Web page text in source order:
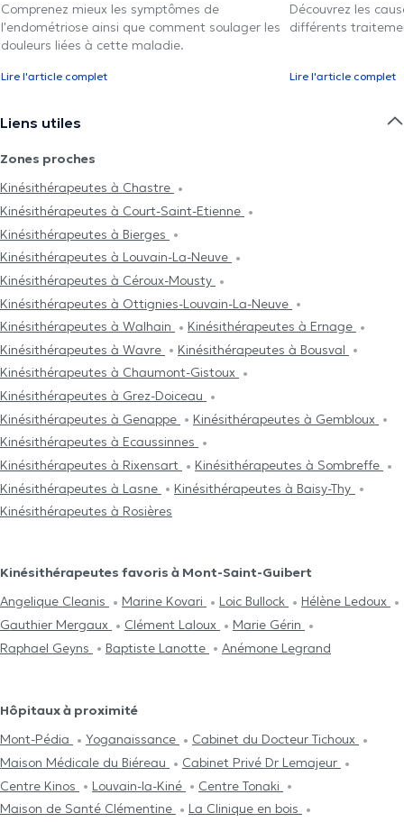
Comprenez mieux les symptômes de
l'endométriose ainsi que comment soulager les
douleurs liées à cette maladie.
Lire l'article complet
Découvrez les
différents
Lire l'article complet
Liens utiles
Zones proches
Kinésithérapeutes à Chastre
Kinésithérapeutes à Court-Saint-Etienne
Kinésithérapeutes à Bierges
Kinésithérapeutes à Louvain-La-Neuve
Kinésithérapeutes à Céroux-Mousty
Kinésithérapeutes à Ottignies-Louvain-La-Neuve
Kinésithérapeutes à Walhain
Kinésithérapeutes à Ernage
Kinésithérapeutes à Wavre
Kinésithérapeutes à Bousval
Kinésithérapeutes à Chaumont-Gistoux
Kinésithérapeutes à Grez-Doiceau
Kinésithérapeutes à Genappe
Kinésithérapeutes à Gembloux
Kinésithérapeutes à Ecaussinnes
Kinésithérapeutes à Rixensart
Kinésithérapeutes à Sombreffe
Kinésithérapeutes à Lasne
Kinésithérapeutes à Baisy-Thy
Kinésithérapeutes à Rosières
Kinésithérapeutes favoris à Mont-Saint-Guibert
Angelique Cleanis
Marine Kovari Loic Bullock
Hélène Ledoux
Gauthier Mergaux
Clément Laloux
Marie Gérin
Raphael Geyns
Baptiste Lanotte Anémone Legrand
Hôpitaux à proximité
Mont-Pédia
Yoganaissance
Cabinet du Docteur Tichoux
Maison Médicale du Biéreau
Cabinet Privé Dr Lemajeur
Centre Kinos
Louvain-la-Kiné
Centre Tonaki
Maison de Santé Clémentine
La Clinique en bois